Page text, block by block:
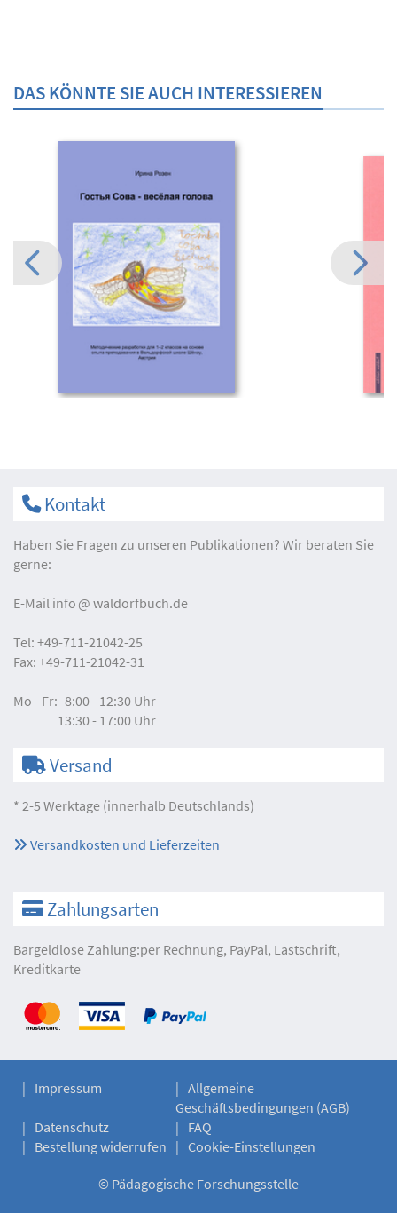
DAS KÖNNTE SIE AUCH INTERESSIEREN
Kontakt
Haben Sie Fragen zu unseren Publikationen? Wir beraten Sie
gerne:
E-Mail info waldorfbuch.de
Tel: +49-711-21042-25
Fax: +49-711-21042-31
Mo - Fr: 8:00 - 12:30 Uhr
13:30 - 17:00 Uhr
Versand
* 2-5 Werktage (innerhalb Deutschlands)
Versandkosten und Lieferzeiten
Zahlungsarten
Bargeldlose Zahlung:per Rechnung, PayPal, Lastschrift,
Kreditkarte
Impressum
Allgemeine
Geschäftsbedingungen (AGB)
Datenschutz
FAQ
Bestellung widerrufen
Cookie-Einstellungen
© Pädagogische Forschungsstelle